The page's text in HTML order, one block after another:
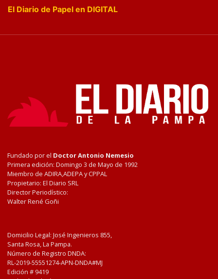
El Diario de Papel en DIGITAL
Fundado por el Doctor Antonio Nemesio
Primera edición: Domingo 3 de Mayo de 1992
Miembro de ADIRA,ADEPA y CPPAL
Propietario: El Diario SRL
Director Periodístico:
Walter René Goñi
Domicilio Legal: José Ingenieros 855,
Santa Rosa, La Pampa.
Número de Registro DNDA:
RL-2019-55551274-APN-DNDA#MJ
Edición # 9419